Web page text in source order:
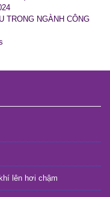
TRONG NGÀNH CÔNG
lên hơi chậm